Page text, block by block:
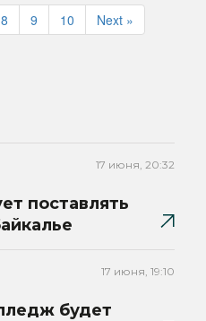
8 9 10 Next »
17 июня, 20:32
поставлять
17 июня, 19:10
будет